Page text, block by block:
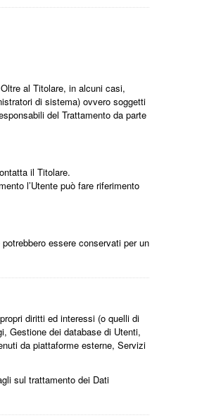
al Titolare, in alcuni casi,
di sistema) ovvero soggetti
del Trattamento da parte
il Titolare.
l’Utente può fare riferimento
essere conservati per un
diritti ed interessi (o quelli di
Gestione dei database di Utenti,
da piattaforme esterne, Servizi
sul trattamento dei Dati